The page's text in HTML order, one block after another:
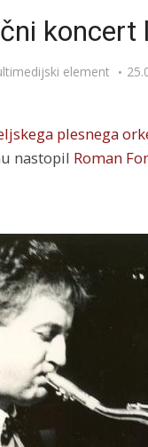
element
plesnega
nastopil Roman